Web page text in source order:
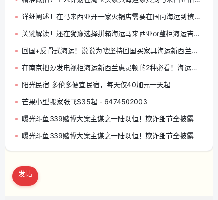
详细阐述！在马来西亚开一家火锅店需要在国内海运到槟城的物品清单
关键解读！还在犹豫选择拼箱海运马来西亚or整柜海运吉隆玻的朋友们点进来看看
回国+反骨式海运！说说为啥坚持回国买家具海运新西兰奥克兰
在南京把沙发电视柜海运新西兰惠灵顿的2种必看！海运实例之一
阳光民宿 多伦多便宜民宿，每天仅40加元一天起
芒果小型搬家张飞$35起 - 6474502003
曝光斗鱼339赌博大案主谋之一陆以恒！欺诈细节全披露
曝光斗鱼339赌博大案主谋之一陆以恒！欺诈细节全披露
发帖